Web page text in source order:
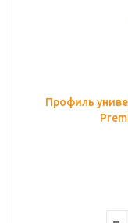
Профиль